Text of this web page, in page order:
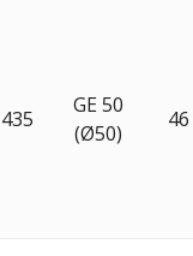
GE 50
(Ø50)
46